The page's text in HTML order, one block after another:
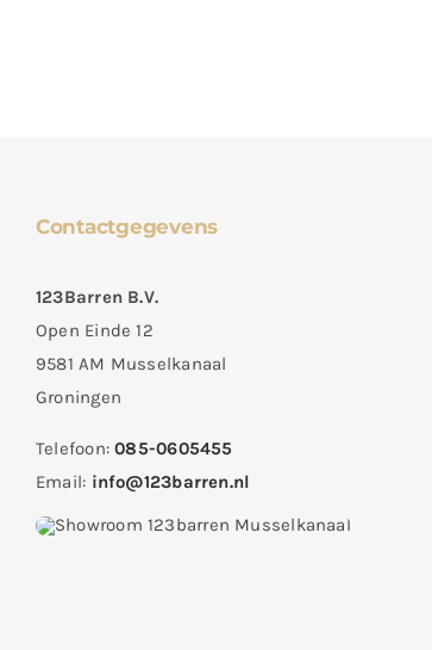
Contactgegevens
123Barren B.V.
Open Einde 12
9581 AM Musselkanaal
Groningen
Telefoon:085-0605455
Email: info@123barren.nl